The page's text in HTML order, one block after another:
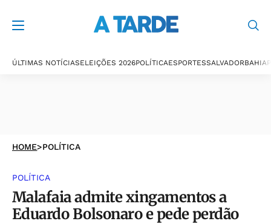
ÚLTIMAS NOTÍCIASELEIÇÕES 2026POLÍTICAESPORTESSALVADORBAHIA
HOME>POLÍTICA
POLÍTICA
Malafaia admite xingamentos a
Eduardo Bolsonaro e pede perdão